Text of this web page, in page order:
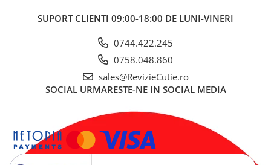
SUPORT CLIENTI 09:00-18:00 DE LUNI-VINERI
0744.422.245
0758.048.860
sales@RevizieCutie.ro
SOCIAL URMARESTE-NE IN SOCIAL MEDIA